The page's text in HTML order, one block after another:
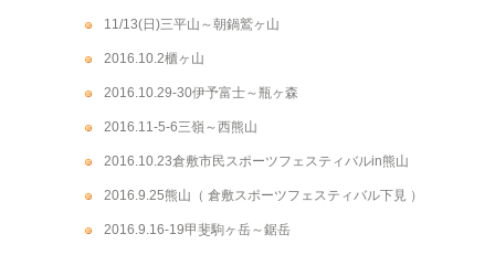
11/13(日)三平山～朝鍋鷲ヶ山
2016.10.2櫃ヶ山
2016.10.29-30伊予富士～瓶ヶ森
2016.11-5-6三嶺～西熊山
2016.10.23倉敷市民スポーツフェスティバルin熊山
2016.9.25熊山（ 倉敷スポーツフェスティバル下見 ）
2016.9.16-19甲斐駒ヶ岳～鋸岳